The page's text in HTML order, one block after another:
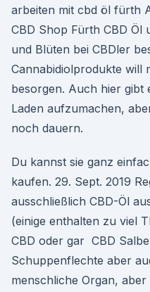
arbeiten mit cbd öl fürth
CBD Shop Fürth CBD Öl
und Blüten bei CBDler
Cannabidiolprodukte will
besorgen. Auch hier gibt
Laden aufzumachen,
noch dauern.
Du kannst sie ganz
kaufen. 29. Sept. 2019
ausschließlich CBD-Öl
(einige enthalten zu viel
CBD oder gar CBD
Schuppenflechte aber
menschliche Organ,